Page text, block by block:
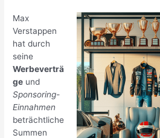
Max
Verstappen
hat durch
seine
Werbeverträ
ge und
Sponsoring-
Einnahmen
beträchtliche
Summen